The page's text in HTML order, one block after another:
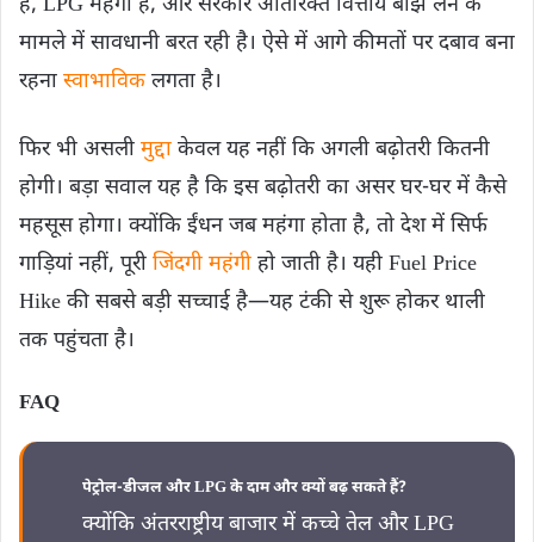
मामले में सावधानी बरत रही है। ऐसे में आगे कीमतों पर दबाव बना
रहना स्वाभाविक लगता है।
फिर भी असली मुद्दा केवल यह नहीं कि अगली बढ़ोतरी कितनी
होगी। बड़ा सवाल यह है कि इस बढ़ोतरी का असर घर-घर में कैसे
महसूस होगा। क्योंकि ईंधन जब महंगा होता है, तो देश में सिर्फ
गाड़ियां नहीं, पूरी जिंदगी महंगी हो जाती है। यही Fuel Price
Hike की सबसे बड़ी सच्चाई है—यह टंकी से शुरू होकर थाली
तक पहुंचता है।
FAQ
पेट्रोल-डीजल और LPG के दाम और क्यों बढ़ सकते हैं?
क्योंकि अंतरराष्ट्रीय बाजार में कच्चे तेल और LPG